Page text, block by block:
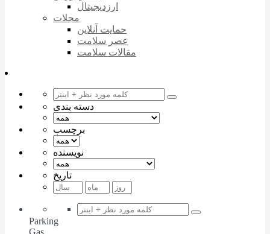
ارزدیجیتال
مجلات
حمایت آنلاین
عصر سلامت
مقالات سلامت
دسته بندی
برچسب
نویسنده
تاریخ
Parking
Gas